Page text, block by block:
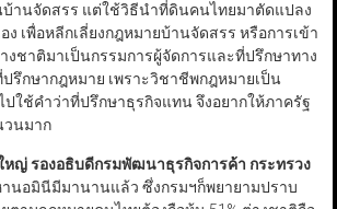
บ้านจัดสรร แต่ใช้วิธีนำที่ดินคนไทยมาตัดแปลง
ง เพื่อหลีกเลี่ยงกฎหมายบ้านจัดสรร หรือการเข้า
งชาติมาเป็นกรรมการผู้จัดการและที่ปรึกษาทาง
ปรึกษากฎหมาย เพราะวิชาชีพกฎหมายเป็น
ปใช้คำว่าที่ปรึกษาธุรกิจแทน จึงอยากให้ภาครัฐ
วนมาก
หญ่ รองอธิบดีกรมพัฒนาธุรกิจการค้า กระทรวง
นอมินีมีมานานแล้ว ซึ่งกรมฯก็พยายามปราบ